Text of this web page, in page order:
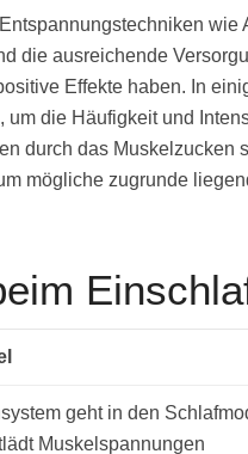
wie
die ausreichende
Effekte haben. In
die Häufigkeit und
durch das Muskelzucken
mögliche zugrunde
geht in den
Muskelspannungen